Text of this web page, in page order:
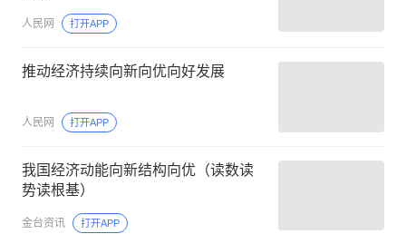
人民网 打开APP
推动经济持续向新向优向好发展
人民网 打开APP
我国经济动能向新结构向优（读数读
势读根基）
金台资讯 打开APP